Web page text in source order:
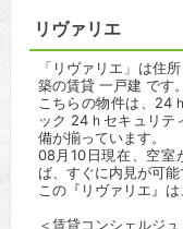
リヴァリエ
「リヴァリエ」は住
築の賃貸 一戸建 です。
こちらの物件は、24
ック 24ｈセキュリテ
備が揃っています。
08月10日現在、空室
ば、すぐに内見が可能
この『リヴァリエ』
＜賃貸コンシェルジュ